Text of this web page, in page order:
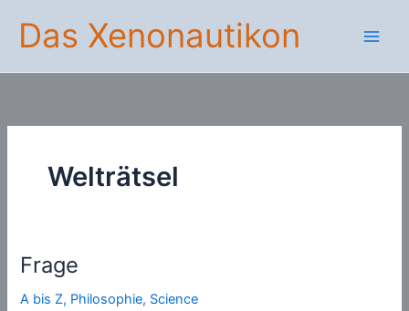
Inhalt
springen
Das Xenonautikon
Welträtsel
Frage
A bis Z, Philosophie, Science